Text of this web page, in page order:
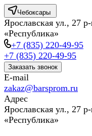
Чебоксары
Ярославская ул., 27
«Республика»
+7 (835) 220-49-95
+7 (835) 220-49-95
Заказать звонок
E-mail
zakaz@barsprom.ru
Адрес
Ярославская ул., 27
«Республика»